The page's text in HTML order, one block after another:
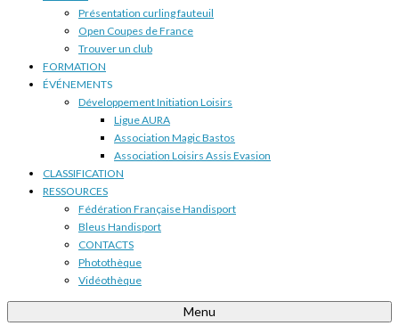
Présentation curling fauteuil
Open Coupes de France
Trouver un club
FORMATION
ÉVÉNEMENTS
Développement Initiation Loisirs
Ligue AURA
Association Magic Bastos
Association Loisirs Assis Evasion
CLASSIFICATION
RESSOURCES
Fédération Française Handisport
Bleus Handisport
CONTACTS
Photothèque
Vidéothèque
Menu